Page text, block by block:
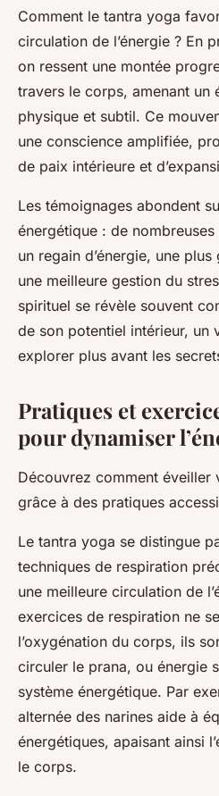
Comment le tantra yoga
circulation de l’énergie ? En
on ressent une montée
travers le corps, amenant un
physique et subtil. Ce
une conscience amplifiée,
de paix intérieure et
Les témoignages abondent
énergétique : de
un regain d’énergie, une
une meilleure gestion du
spirituel se révèle souvent
de son potentiel intérieur, un
explorer plus avant les
Pratiques et
pour dynamiser
Découvrez comment éveiller
grâce à des pratiques
Le tantra yoga se distingue
techniques de respiration
une meilleure circulation de
exercices de respiration ne
l’oxygénation du corps, ils
circuler le prana, ou énergie
système énergétique. Par
alternée des narines aide à
énergétiques, apaisant ainsi
le corps.